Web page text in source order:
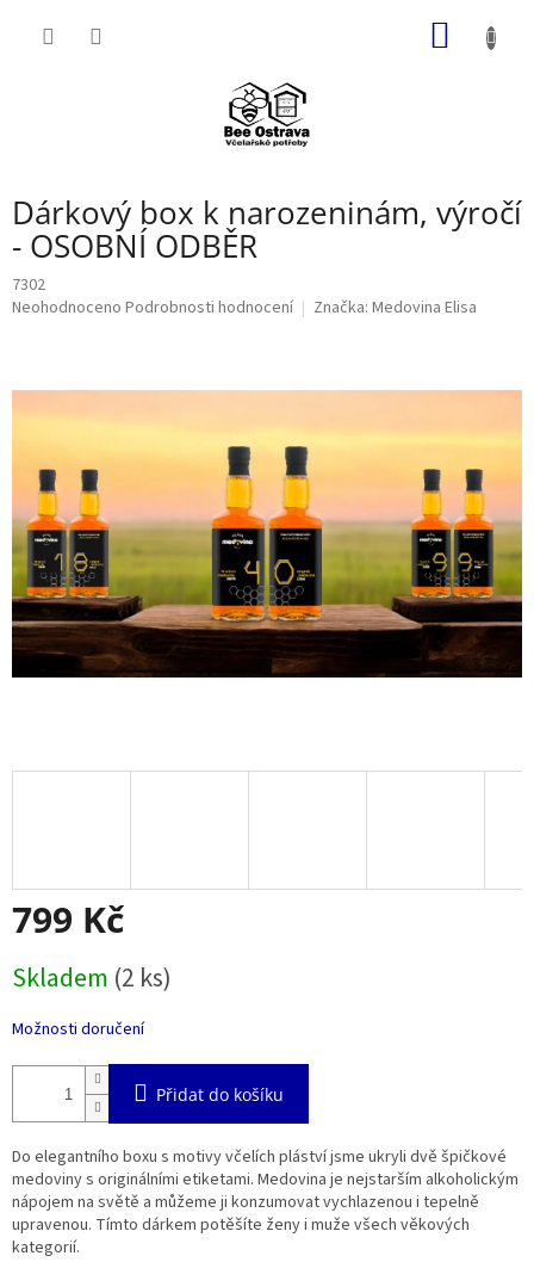
Dárkový box k narozeninám, výročí
- OSOBNÍ ODBĚR
7302
Průměrné
0,0
hvězdiček.
Neohodnoceno Podrobnosti hodnocení Značka: Medovina Elisa
799 Kč
cena:
Skladem (2 ks)
Možnosti doručení
Přidat do košíku
Do elegantního boxu s motivy včelích pláství jsme ukryli dvě špičkové
medoviny s originálními etiketami. Medovina je nejstarším alkoholickým
nápojem na světě a můžeme ji konzumovat vychlazenou i tepelně
upravenou. Tímto dárkem potěšíte ženy i muže všech věkových
kategorií.